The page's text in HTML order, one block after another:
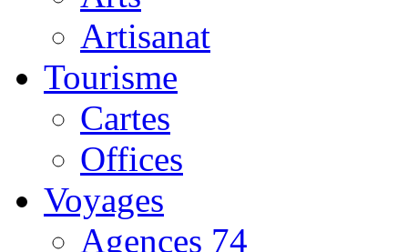
Artisanat
Tourisme
Cartes
Offices
Voyages
Agences 74